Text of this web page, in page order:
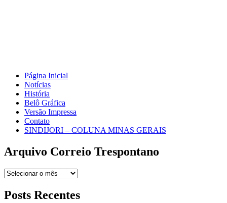
Página Inicial
Notícias
História
Belô Gráfica
Versão Impressa
Contato
SINDIJORI – COLUNA MINAS GERAIS
Arquivo Correio Trespontano
Arquivo
Trespontano
Posts Recentes